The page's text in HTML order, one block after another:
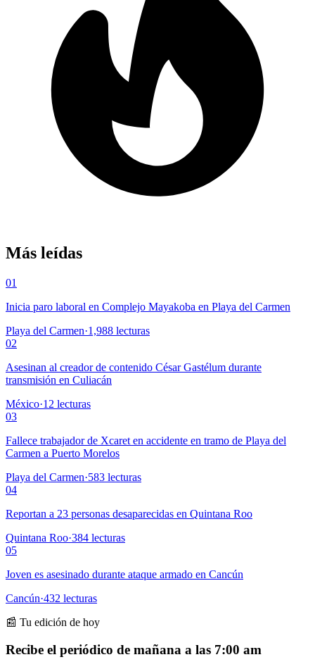
Más leídas
01
Inicia paro laboral en Complejo Mayakoba en Playa del Carmen
Playa del Carmen·1,988 lecturas
02
Asesinan al creador de contenido César Gastélum durante
transmisión en Culiacán
México·12 lecturas
03
Fallece trabajador de Xcaret en accidente en tramo de Playa del
Carmen a Puerto Morelos
Playa del Carmen·583 lecturas
04
Reportan a 23 personas desaparecidas en Quintana Roo
Quintana Roo·384 lecturas
05
Joven es asesinado durante ataque armado en Cancún
Cancún·432 lecturas
📰 Tu edición de hoy
Recibe el periódico de mañana a las 7:00 am